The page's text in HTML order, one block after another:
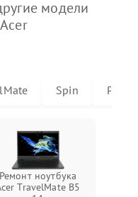
модели
Spin
Ремонт ноутбука
TravelMate B5